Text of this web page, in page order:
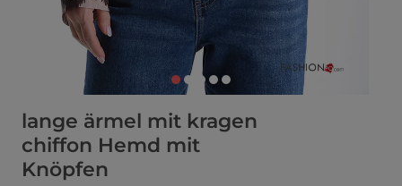
lange ärmel mit kragen
chiffon Hemd mit
Knöpfen